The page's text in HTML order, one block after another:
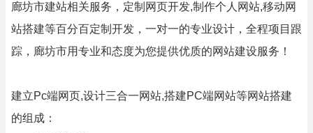
廊坊市建站相关服务，定制网页开发,制作个人网站,移动网
站搭建等百分百定制开发，一对一的专业设计，全程项目跟
踪，廊坊市用专业和态度为您提供优质的网站建设服务！
建立Pc端网页,设计三合一网站,搭建PC端网站等网站搭建
的组成：